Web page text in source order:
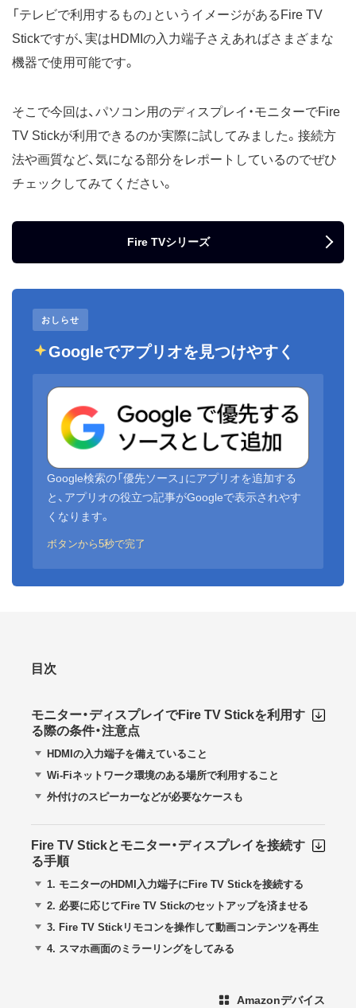
「テレビで利用するもの」というイメージがあるFire TV
Stickですが、実はHDMIの入力端子さえあればさまざまな
機器で使用可能です。
そこで今回は、パソコン用のディスプレイ・モニターでFire
TV Stickが利用できるのか実際に試してみました。接続方
法や画質など、気になる部分をレポートしているのでぜひ
チェックしてみてください。
Fire TVシリーズ
おしらせ
Googleでアプリオを見つけやすく
Google検索の「優先ソース」にアプリオを追加する
と、アプリオの役立つ記事がGoogleで表示されやす
くなります。
ボタンから5秒で完了
目次
モニター・ディスプレイでFire TV Stickを利用す
る際の条件・注意点
HDMIの入力端子を備えていること
Wi-Fiネットワーク環境のある場所で利用すること
外付けのスピーカーなどが必要なケースも
Fire TV Stickとモニター・ディスプレイを接続す
る手順
1. モニターのHDMI入力端子にFire TV Stickを接続する
2. 必要に応じてFire TV Stickのセットアップを済ませる
3. Fire TV Stickリモコンを操作して動画コンテンツを再生
4. スマホ画面のミラーリングをしてみる
Amazonデバイス